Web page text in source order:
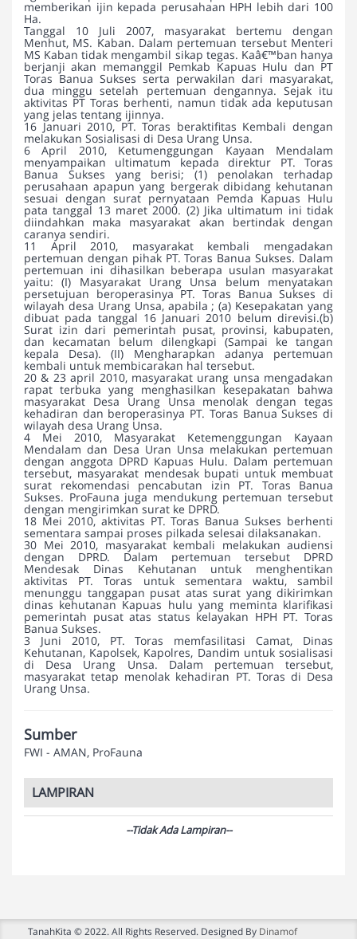
memberikan ijin kepada perusahaan HPH lebih dari 100
Ha.
Tanggal 10 Juli 2007, masyarakat bertemu dengan
Menhut, MS. Kaban. Dalam pertemuan tersebut Menteri
MS Kaban tidak mengambil sikap tegas. Kaâ€™ban hanya
berjanji akan memanggil Pemkab Kapuas Hulu dan PT
Toras Banua Sukses serta perwakilan dari masyarakat,
dua minggu setelah pertemuan dengannya. Sejak itu
aktivitas PT Toras berhenti, namun tidak ada keputusan
yang jelas tentang ijinnya.
16 Januari 2010, PT. Toras beraktifitas Kembali dengan
melakukan Sosialisasi di Desa Urang Unsa.
6 April 2010, Ketumenggungan Kayaan Mendalam
menyampaikan ultimatum kepada direktur PT. Toras
Banua Sukses yang berisi; (1) penolakan terhadap
perusahaan apapun yang bergerak dibidang kehutanan
sesuai dengan surat pernyataan Pemda Kapuas Hulu
pata tanggal 13 maret 2000. (2) Jika ultimatum ini tidak
diindahkan maka masyarakat akan bertindak dengan
caranya sendiri.
11 April 2010, masyarakat kembali mengadakan
pertemuan dengan pihak PT. Toras Banua Sukses. Dalam
pertemuan ini dihasilkan beberapa usulan masyarakat
yaitu: (I) Masyarakat Urang Unsa belum menyatakan
persetujuan beroperasinya PT. Toras Banua Sukses di
wilayah desa Urang Unsa, apabila ; (a) Kesepakatan yang
dibuat pada tanggal 16 Januari 2010 belum direvisi.(b)
Surat izin dari pemerintah pusat, provinsi, kabupaten,
dan kecamatan belum dilengkapi (Sampai ke tangan
kepala Desa). (II) Mengharapkan adanya pertemuan
kembali untuk membicarakan hal tersebut.
20 & 23 april 2010, masyarakat urang unsa mengadakan
rapat terbuka yang menghasilkan kesepakatan bahwa
masyarakat Desa Urang Unsa menolak dengan tegas
kehadiran dan beroperasinya PT. Toras Banua Sukses di
wilayah desa Urang Unsa.
4 Mei 2010, Masyarakat Ketemenggungan Kayaan
Mendalam dan Desa Uran Unsa melakukan pertemuan
dengan anggota DPRD Kapuas Hulu. Dalam pertemuan
tersebut, masyarakat mendesak bupati untuk membuat
surat rekomendasi pencabutan izin PT. Toras Banua
Sukses. ProFauna juga mendukung pertemuan tersebut
dengan mengirimkan surat ke DPRD.
18 Mei 2010, aktivitas PT. Toras Banua Sukses berhenti
sementara sampai proses pilkada selesai dilaksanakan.
30 Mei 2010, masyarakat kembali melakukan audiensi
dengan DPRD. Dalam pertemuan tersebut DPRD
Mendesak Dinas Kehutanan untuk menghentikan
aktivitas PT. Toras untuk sementara waktu, sambil
menunggu tanggapan pusat atas surat yang dikirimkan
dinas kehutanan Kapuas hulu yang meminta klarifikasi
pemerintah pusat atas status kelayakan HPH PT. Toras
Banua Sukses.
3 Juni 2010, PT. Toras memfasilitasi Camat, Dinas
Kehutanan, Kapolsek, Kapolres, Dandim untuk sosialisasi
di Desa Urang Unsa. Dalam pertemuan tersebut,
masyarakat tetap menolak kehadiran PT. Toras di Desa
Urang Unsa.
Sumber
FWI - AMAN, ProFauna
LAMPIRAN
--Tidak Ada Lampiran--
TanahKita © 2022. All Rights Reserved. Designed By Dinamof